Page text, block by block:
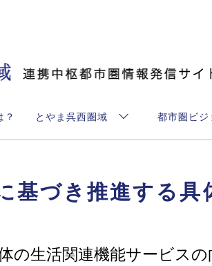
？ とやま呉西圏域 都市圏ビジ
基づき推進する具
体の生活関連機能サービス